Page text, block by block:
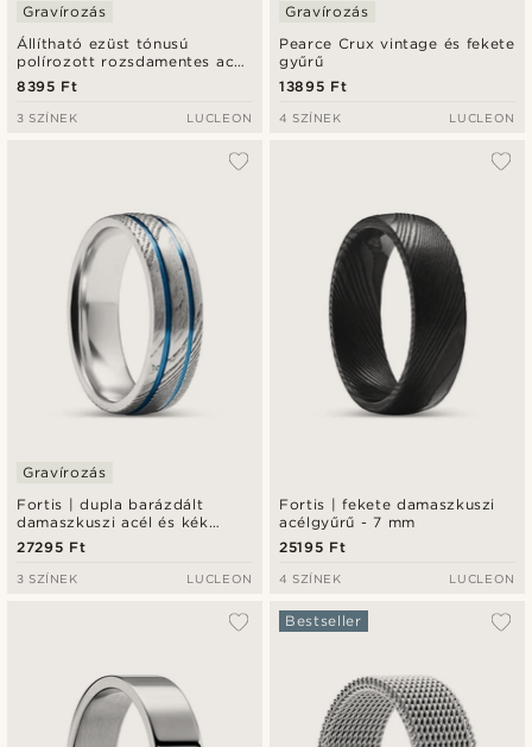
Állítható ezüst tónusú
polírozott rozsdamentes acél
gyűrű - 5 mm
Gravírozás
8395 Ft
3 SZÍNEK LUCLEON
Pearce Crux vintage és fekete
gyűrű
Gravírozás
13895 Ft
4 SZÍNEK LUCLEON
Fortis | dupla barázdált
damaszkuszi acél és kék
titángyűrű - 7 mm
Gravírozás
27295 Ft
3 SZÍNEK LUCLEON
Fortis | fekete damaszkuszi
acélgyűrű - 7 mm
25195 Ft
4 SZÍNEK LUCLEON
Bestseller